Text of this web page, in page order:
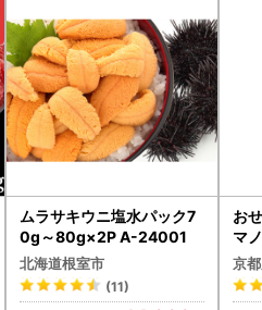
ムラサキウニ塩水パック7
0g～80g×2P A-24001
北海道根室市
(11)
お
マ
京